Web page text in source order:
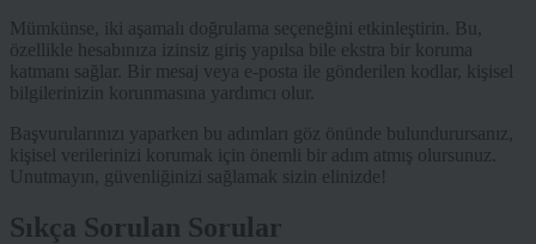
Mümkünse, iki aşamalı doğrulama seçeneğini etkinleştirin. Bu,
özellikle hesabınıza izinsiz giriş yapılsa bile ekstra bir koruma
katmanı sağlar. Bir mesaj veya e-posta ile gönderilen kodlar, kişisel
bilgilerinizin korunmasına yardımcı olur.
Başvurularınızı yaparken bu adımları göz önünde bulundurursanız,
kişisel verilerinizi korumak için önemli bir adım atmış olursunuz.
Unutmayın, güvenliğinizi sağlamak sizin elinizde!
Sıkça Sorulan Sorular